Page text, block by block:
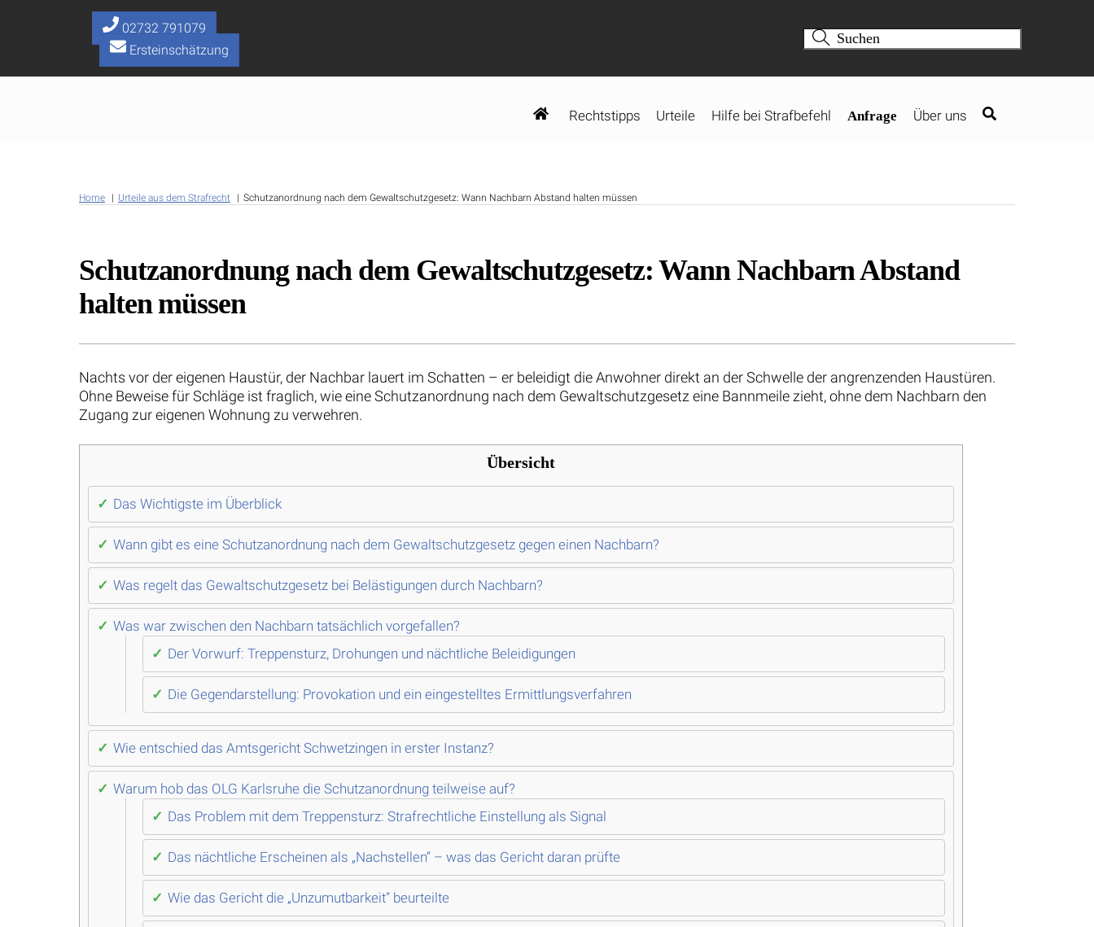
02732 791079
Ersteinschätzung
Rechtstipps Urteile Hilfe bei Strafbefehl Anfrage Über uns
Home Urteile aus dem Strafrecht Schutzanordnung nach dem Gewaltschutzgesetz: Wann Nachbarn Abstand halten müssen
Schutzanordnung nach dem Gewaltschutzgesetz: Wann Nachbarn Abstand
halten müssen
Nachts vor der eigenen Haustür, der Nachbar lauert im Schatten – er beleidigt die Anwohner direkt an der Schwelle der angrenzenden Haustüren.
Ohne Beweise für Schläge ist fraglich, wie eine Schutzanordnung nach dem Gewaltschutzgesetz eine Bannmeile zieht, ohne dem Nachbarn den
Zugang zur eigenen Wohnung zu verwehren.
Übersicht
Das Wichtigste im Überblick
Wann gibt es eine Schutzanordnung nach dem Gewaltschutzgesetz gegen einen Nachbarn?
Was regelt das Gewaltschutzgesetz bei Belästigungen durch Nachbarn?
Was war zwischen den Nachbarn tatsächlich vorgefallen?
Der Vorwurf: Treppensturz, Drohungen und nächtliche Beleidigungen
Die Gegendarstellung: Provokation und ein eingestelltes Ermittlungsverfahren
Wie entschied das Amtsgericht Schwetzingen in erster Instanz?
Warum hob das OLG Karlsruhe die Schutzanordnung teilweise auf?
Das Problem mit dem Treppensturz: Strafrechtliche Einstellung als Signal
Das nächtliche Erscheinen als „Nachstellen“ – was das Gericht daran prüfte
Wie das Gericht die „Unzumutbarkeit“ beurteilte